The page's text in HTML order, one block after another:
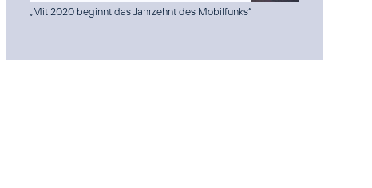
„Mit 2020 beginnt das Jahrzehnt des Mobilfunks“